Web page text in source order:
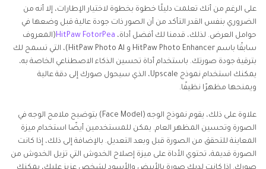
على الرغم من أنك تعلمت دليلًا خطوة بخطوة لاختيار الإطارات، إلا أنه من
الضروري بنفس القدر التأكد من أن الصور ذات جودة عالية قبل وضعها في
حوامل العرض. لذلك، قدمنا لك أفضل أداة، HitPaw FotorPea(المعروف
سابقًا باسم HitPaw Photo Enhancer و HitPaw Photo Al)، التي تسمح لك
بترقية جودة صورتك. باستخدام أداة تحسين الذكاء الاصطناعي الخاصة به،
يمكنك استخدام نموذج Upscale، الذي سيحول صورك إلى دقة عالية
ويمنحها مظهرًا نظيفًا.
علاوة على ذلك، يقوم نموذج الوجه (Face Model) بتوضيح ملامح الوجه في
الصورة وتحسين المظهر العام. يمكن للمستخدمين أيضًا استخدام ميزة
المعاينة للتحقق من الصورة قبل وبعد التعديل. بالإضافة إلى ذلك، إذا كانت
الصورة قديمة، تحتوي الأداة على ميزة إصلاح الخدوش التي تزيل الخدوش من